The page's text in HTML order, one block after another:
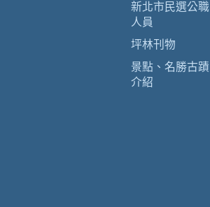
新北市民選公職
人員
坪林刊物
景點、名勝古蹟
介紹